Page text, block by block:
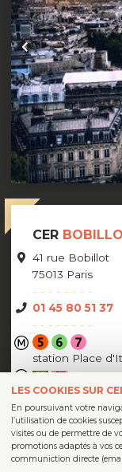
Précédent
CER
41 rue Bobillot
75013 Paris
01 45 80 51 37
station Place
arrêt Verlaine
Suivez-nous sur
LES COOKIES SUR
En poursuivant votre
l’utilisation de cookies
visites ou de permettre de
promotions adaptés à vos
communiction directe